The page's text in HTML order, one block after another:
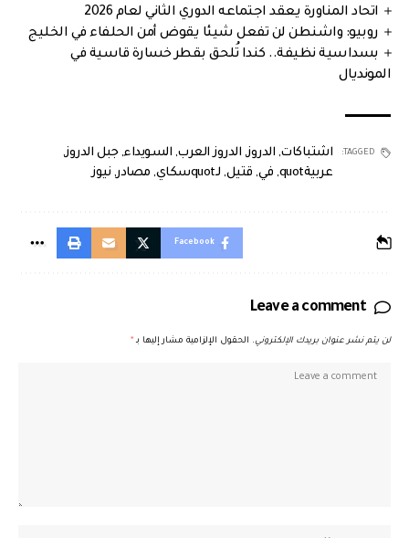
اتحاد المناورة يعقد اجتماعه الدوري الثاني لعام 2026
روبيو: واشنطن لن تفعل شيئا يقوض أمن الحلفاء في الخليج
بسداسية نظيفة.. كندا تُلحق بقطر خسارة قاسية في
المونديال
TAGGED: اشتباكات, الدروز, الدروز العرب, السويداء,جبل الدروز,
عربيةquot
, في, قتيل, لـquotسكاي , مصادر, نيوز
Facebook
Leave a comment
لن يتم نشر عنوان بريدك الإلكتروني. الحقول الإلزامية مشار إليها بـ *